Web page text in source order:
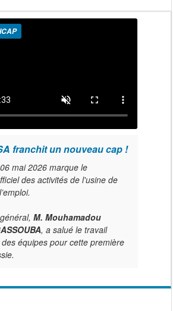
franchit un nouveau cap !
mai 2026 marque le
des activités de l'usine de
M. Mouhamadou
, a salué le travail
équipes pour cette première